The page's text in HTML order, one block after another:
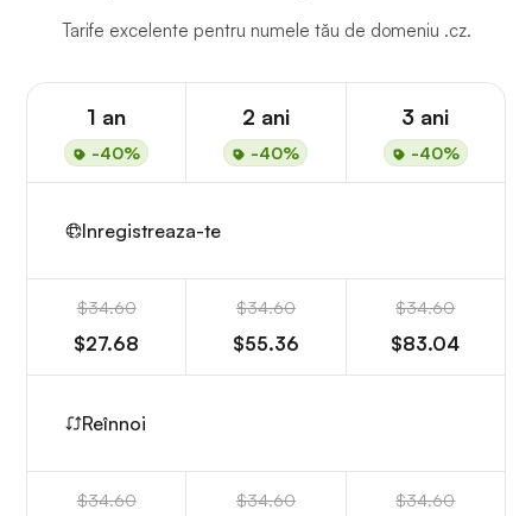
Tarife excelente pentru numele tău de domeniu .cz.
1 an
-40%
2 ani
-40%
3 ani
-40%
Inregistreaza-te
$34.60
$27.68
$34.60
$55.36
$34.60
$83.04
Reînnoi
$34.60 $34.60 $34.60